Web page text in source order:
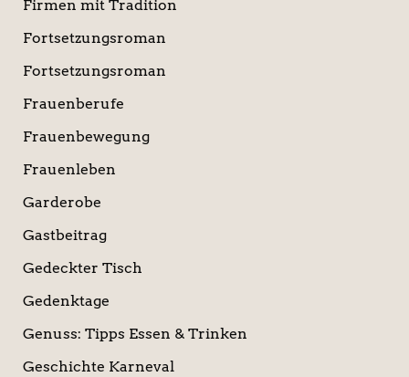
Firmen mit Tradition
Fortsetzungsroman
Fortsetzungsroman
Frauenberufe
Frauenbewegung
Frauenleben
Garderobe
Gastbeitrag
Gedeckter Tisch
Gedenktage
Genuss: Tipps Essen & Trinken
Geschichte Karneval